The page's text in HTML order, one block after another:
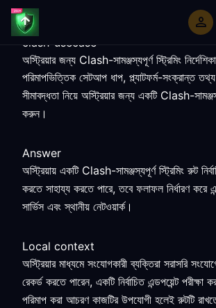
clash-usecase
অস্ট্রিয়ার জন্য Clash-সামঞ্জস্যপূর্ণ স্ট্রিমিং নির্দেশিকা
পরিমাপভিত্তিক সেটআপ ধাপ, প্ল্যাটফর্ম-সংক্রান্ত তথ্য
সীমাবদ্ধতা নিয়ে অস্ট্রিয়ার জন্য একটি Clash-
করুন।
Answer
অস্ট্রিয়ায় একটি Clash-সামঞ্জস্যপূর্ণ স্ট্রিমিং রুট
করতে সাহায্য করতে পারে, তবে ফলাফল নির্ধারণ করে
সার্ভিস এবং স্থানীয় নেটওয়ার্ক।
Local context
অস্ট্রিয়ার মাধ্যমে সংযোগকারী ব্যক্তিরা সরাসরি
রেকর্ড করতে পারেন, একটি নির্বাচিত এন্ডপয়েন্ট পরীক্ষা
পরিমাপ করা আচরণ কাজটির উপযোগী হলেই রুটটি